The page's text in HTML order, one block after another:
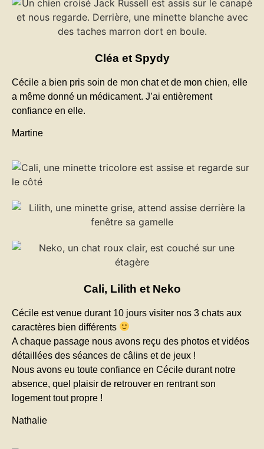
Cléa et Spydy
Cécile a bien pris soin de mon chat et de mon chien, elle
a même donné un médicament. J’ai entièrement
confiance en elle.
Martine
Cali, Lilith et Neko
Cécile est venue durant 10 jours visiter nos 3 chats aux
caractères bien différents
A chaque passage nous avons reçu des photos et vidéos
détaillées des séances de câlins et de jeux !
Nous avons eu toute confiance en Cécile durant notre
absence, quel plaisir de retrouver en rentrant son
logement tout propre !
Nathalie